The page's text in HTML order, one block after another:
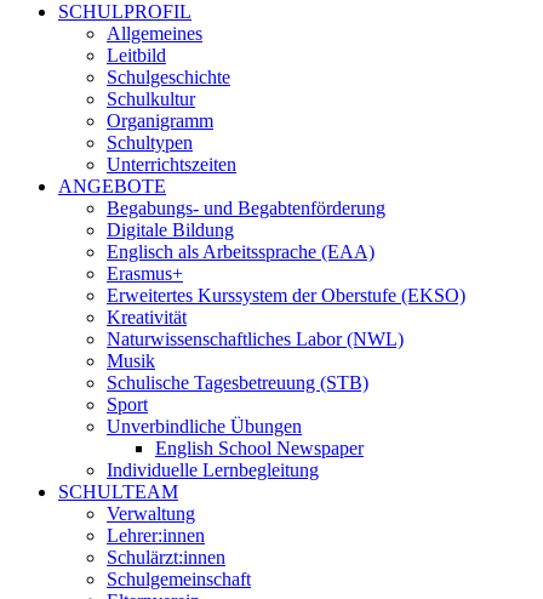
SCHULPROFIL
Allgemeines
Leitbild
Schulgeschichte
Schulkultur
Organigramm
Schultypen
Unterrichtszeiten
ANGEBOTE
Begabungs- und Begabtenförderung
Digitale Bildung
Englisch als Arbeitssprache (EAA)
Erasmus+
Erweitertes Kurssystem der Oberstufe (EKSO)
Kreativität
Naturwissenschaftliches Labor (NWL)
Musik
Schulische Tagesbetreuung (STB)
Sport
Unverbindliche Übungen
English School Newspaper
Individuelle Lernbegleitung
SCHULTEAM
Verwaltung
Lehrer:innen
Schulärzt:innen
Schulgemeinschaft